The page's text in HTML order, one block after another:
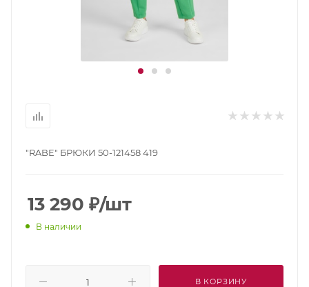
"RABE" БРЮКИ 50-121458 419
13 290 ₽/шт
В наличии
В КОРЗИНУ